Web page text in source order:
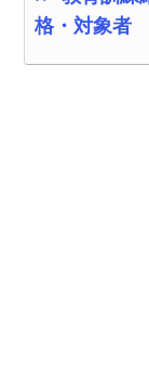
格・対象者